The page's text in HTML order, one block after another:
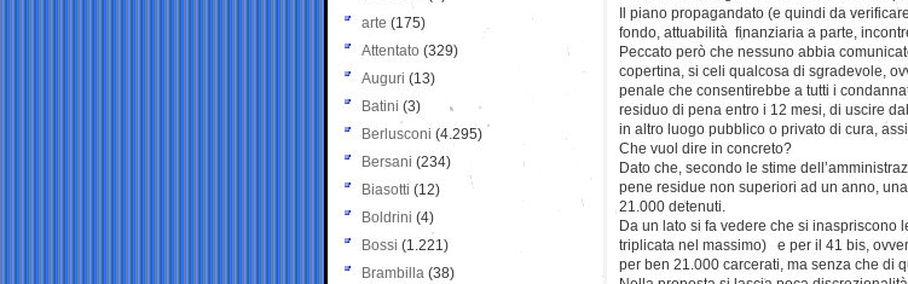
Il piano propagandato (e quindi da
fondo, attuabilità finanziaria a parte,
Peccato però che nessuno abbia
copertina, si celi qualcosa di sgradevole,
penale che consentirebbe a tutti i
residuo di pena entro i 12 mesi, di uscire
in altro luogo pubblico o privato di cura,
Che vuol dire in concreto?
Dato che, secondo le stime
pene residue non superiori ad un anno,
21.000 detenuti.
Da un lato si fa vedere che si inaspriscono
triplicata nel massimo) e per il 41 bis,
per ben 21.000 carcerati, ma senza che di
arte (175)
Attentato (329)
Auguri (13)
Batini (3)
Berlusconi (4.295)
Bersani (234)
Biasotti (12)
Boldrini (4)
Bossi (1.221)
Brambilla (38)